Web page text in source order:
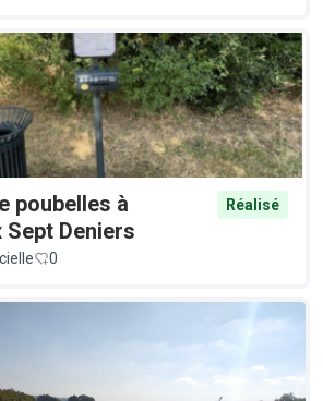
poubelles à
Deniers
Réalisé
0